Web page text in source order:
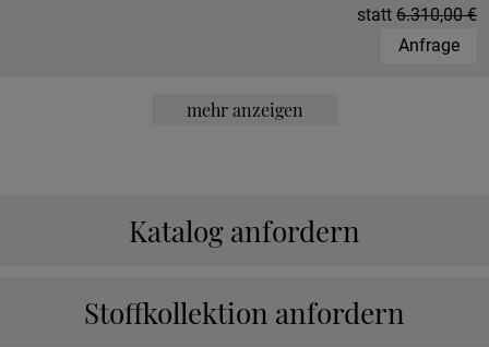
statt 6.310,00 €
Anfrage
mehr anzeigen
Katalog anfordern
Stoffkollektion anfordern